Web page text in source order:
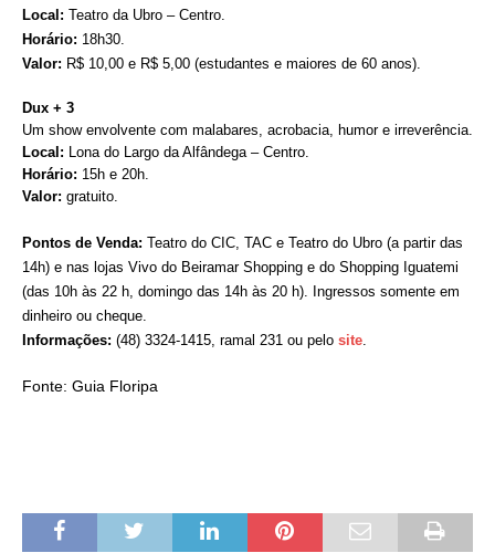
Local: Teatro da Ubro – Centro.
Horário: 18h30.
Val or: R$ 10,00 e R$ 5,00 (estudantes e maiores de 60 anos).
Dux + 3
Um show envolvente com malabares, acrobacia, humor e irreverência.
Local:
Lona do Largo da Alfândega – Centro.
Horário: 15h e 20h.
Valor: gratuito.
Pontos de Venda: Teatro do CIC, TAC e Teatro do Ubro (a partir das
14h) e nas lojas Vivo do Beiramar Shopping e do Shopping Iguatemi
(das 10h às 22 h, domingo das 14h às 20 h). Ingressos somente em
dinheiro ou cheque.
Informações: (48) 3324-1415, ramal 231 ou pelo site
Fonte: Guia Floripa